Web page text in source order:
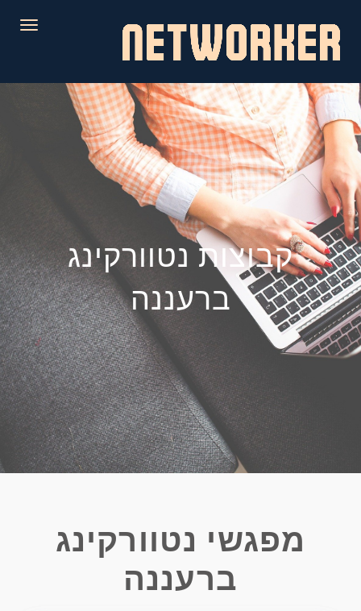
קבוצות נטוורקינג
ברעננה
מפגשי נטוורקינג
ברעננה